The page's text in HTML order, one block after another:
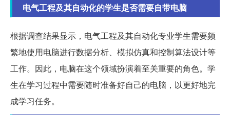
电气工程及其自动化的学生是否需要自带电脑
根据调查结果显示，电气工程及其自动化专业学生需要频
繁地使用电脑进行数据分析、模拟仿真和控制算法设计等
工作。因此，电脑在这个领域扮演着至关重要的角色。学
生在学习过程中需要随时准备好自己的电脑，以更好地完
成学习任务。